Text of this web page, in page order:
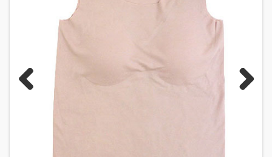
Previous